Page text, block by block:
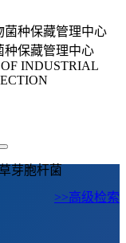
种保藏管理中心
INDUSTRIAL
芽胞杆菌
>>高级检索